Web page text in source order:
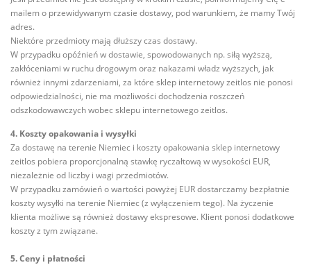
mailem o przewidywanym czasie dostawy, pod warunkiem, że mamy Twój
adres.
Niektóre przedmioty mają dłuższy czas dostawy.
W przypadku opóźnień w dostawie, spowodowanych np. siłą wyższą,
zakłóceniami w ruchu drogowym oraz nakazami władz wyższych, jak
również innymi zdarzeniami, za które sklep internetowy zeitlos nie ponosi
odpowiedzialności, nie ma możliwości dochodzenia roszczeń
odszkodowawczych wobec sklepu internetowego zeitlos.
4. Koszty opakowania i wysyłki
Za dostawę na terenie Niemiec i koszty opakowania sklep internetowy
zeitlos pobiera proporcjonalną stawkę ryczałtową w wysokości EUR,
niezależnie od liczby i wagi przedmiotów.
W przypadku zamówień o wartości powyżej EUR dostarczamy bezpłatnie
koszty wysyłki na terenie Niemiec (z wyłączeniem tego). Na życzenie
klienta możliwe są również dostawy ekspresowe. Klient ponosi dodatkowe
koszty z tym związane.
5. Ceny i płatności